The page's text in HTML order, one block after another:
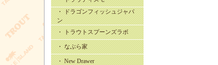
・ ドラゴンフィッシュジャパ
ン
・ トラウトスプーンズラボ
・ なぶら家
・ New Drawer